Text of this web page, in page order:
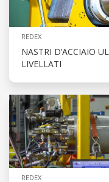
REDEX
NASTRI D’ACCIAIO
LIVELLATI
REDEX